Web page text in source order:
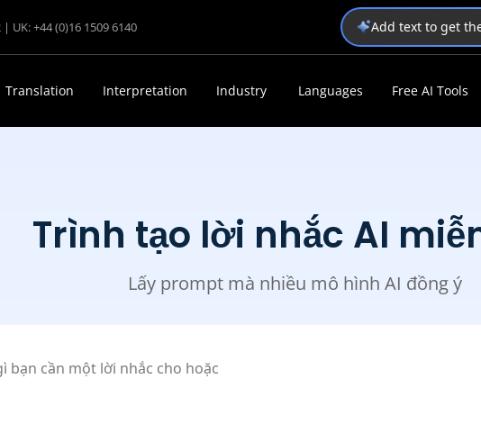
| UK: +44 (0)16 1509 6140 Add text to get
Translation Interpretation Industry Languages Free AI Tools
Trình tạo lời nhắc AI
Lấy prompt mà nhiều mô hình AI đồng ý